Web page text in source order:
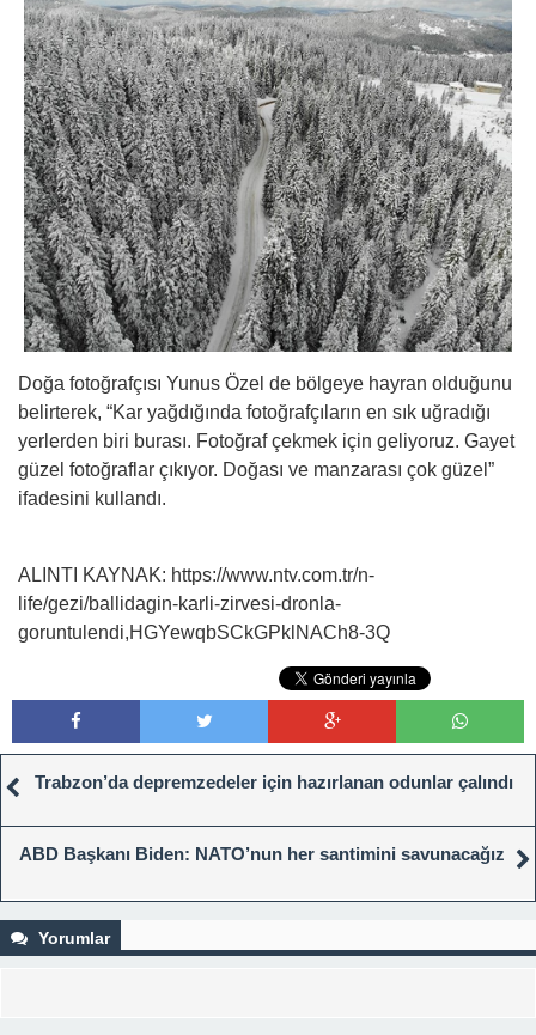
Doğa fotoğrafçısı Yunus Özel de bölgeye hayran olduğunu
belirterek, “Kar yağdığında fotoğrafçıların en sık uğradığı
yerlerden biri burası. Fotoğraf çekmek için geliyoruz. Gayet
güzel fotoğraflar çıkıyor. Doğası ve manzarası çok güzel”
ifadesini kullandı.
ALINTI KAYNAK: https://www.ntv.com.tr/n-
life/gezi/ballidagin-karli-zirvesi-dronla-
goruntulendi,HGYewqbSCkGPklNACh8-3Q
Trabzon’da depremzedeler için hazırlanan odunlar çalındı
ABD Başkanı Biden: NATO’nun her santimini savunacağız
Yorumlar